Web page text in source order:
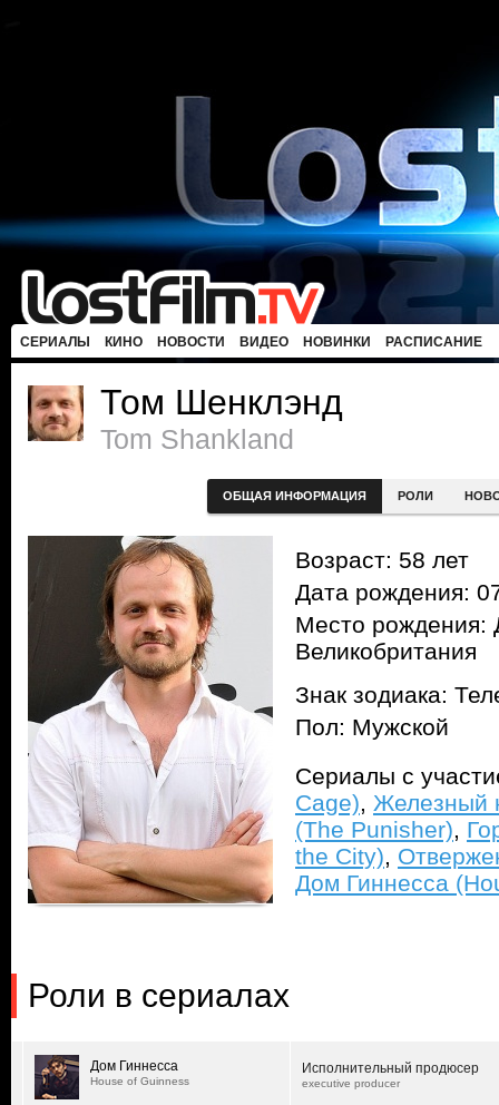
СЕРИАЛЫ КИНО НОВОСТИ ВИДЕО НОВИНКИ РАСПИСАНИЕ
Том Шенклэнд
Tom Shankland
ОБЩАЯ ИНФОРМАЦИЯ РОЛИ
Возраст: 58 лет
Дата рождения:
Место рождения:
Великобритания
Знак зодиака:
Пол: Мужской
Сериалы с
Cage), Железный
(The Punisher),
the City),
Дом Гиннесса
Роли в сериалах
Дом Гиннесса
House of Guinness
Исполнительный продюсер
executive producer